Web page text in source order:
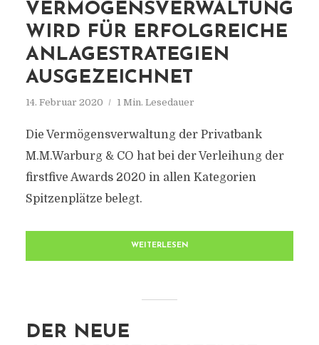
VERMÖGENSVERWALTUNG
WIRD FÜR ERFOLGREICHE
ANLAGESTRATEGIEN
AUSGEZEICHNET
14. Februar 2020 1 Min. Lesedauer
Die Vermögensverwaltung der Privatbank
M.M.Warburg & CO hat bei der Verleihung der
firstfive Awards 2020 in allen Kategorien
Spitzenplätze belegt.
WEITERLESEN
DER NEUE